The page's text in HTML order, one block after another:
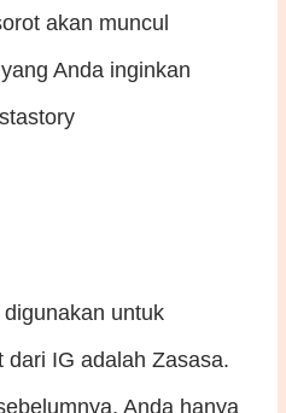
akan muncul
Anda inginkan
untuk
dari IG adalah Zasasa.
Anda hanya